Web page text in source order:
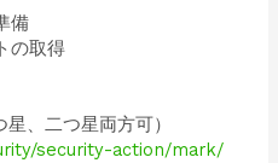
備
の取得
、二つ星両方可）
security-action/mark/